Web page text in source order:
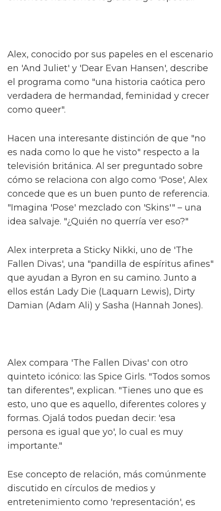
vividas de las personas trans. Pero creen que
"Si una persona ve nuestro programa que
nunca ha conocido a una persona trans y si
cambia su creencias o abre su mente,
entonces habremos logrado algo especial."
Alex, conocido por sus papeles en el escenario
como queer".
Hacen una interesante distinción de que "no
es nada como lo que he visto" respecto a la
televisión británica. Al ser preguntado sobre
cómo se relaciona con algo como 'Pose', Alex
concede que es un buen punto de referencia.
idea salvaje. "¿Quién no querría ver eso?"
Alex interpreta a Sticky Nikki, uno de 'The